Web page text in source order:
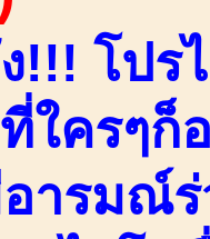
!!! โปร
ใครๆก็
ารมณ์